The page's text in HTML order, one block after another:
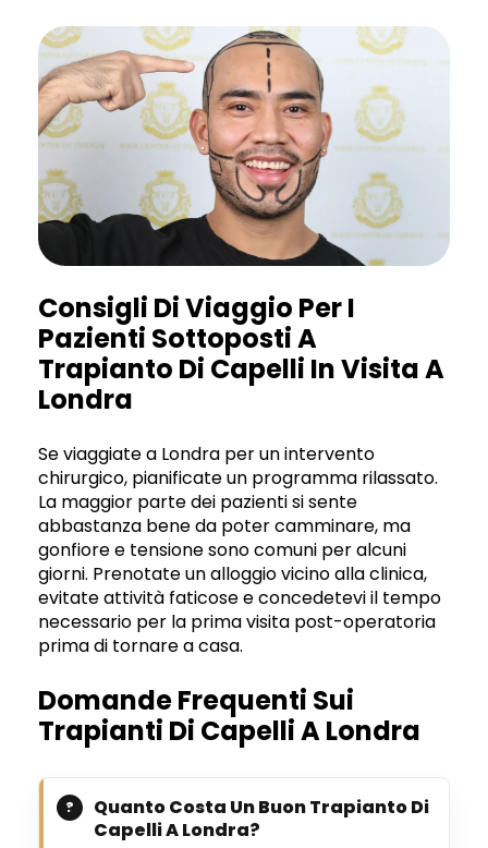
Consigli Di Viaggio Per I
Pazienti Sottoposti A
Trapianto Di Capelli In Visita A
Londra
Se viaggiate a Londra per un intervento
chirurgico, pianificate un programma rilassato.
La maggior parte dei pazienti si sente
abbastanza bene da poter camminare, ma
gonfiore e tensione sono comuni per alcuni
giorni. Prenotate un alloggio vicino alla clinica,
evitate attività faticose e concedetevi il tempo
necessario per la prima visita post-operatoria
prima di tornare a casa.
Domande Frequenti Sui
Trapianti Di Capelli A Londra
Quanto Costa Un Buon Trapianto Di
Capelli A Londra?